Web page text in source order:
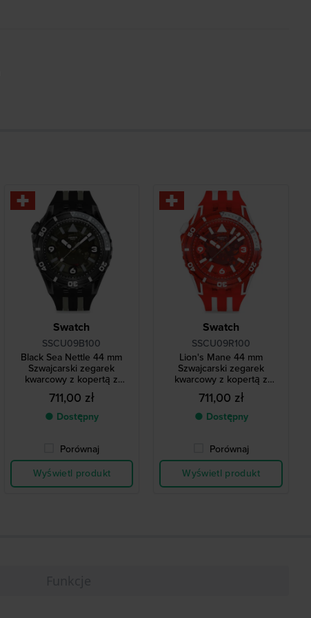
Swatch
SSCU09B100
Black Sea Nettle 44 mm
Szwajcarski zegarek
kwarcowy z kopertą z
żywicy pochodzenia
biologicznego
711,00 zł
● Dostępny
Porównaj
Wyświetl produkt
Swatch
SSCU09R100
Lion's Mane 44 mm
Szwajcarski zegarek
kwarcowy z kopertą z
żywicy pochodzenia
biologicznego
711,00 zł
● Dostępny
Porównaj
Wyświetl produkt